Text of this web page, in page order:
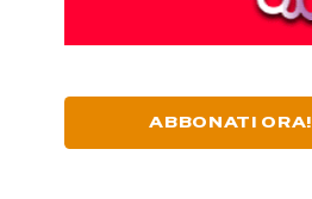
ABBONATI ORA!